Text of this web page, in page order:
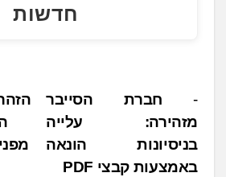
חדשות
נ
י
ו
חברת הסייבר
מזהירה: עלייה
בניסיונות הונאה
באמצעות קבצי PDF